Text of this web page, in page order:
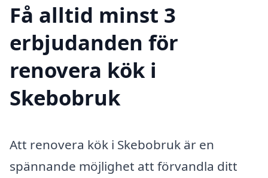
Få alltid minst 3
erbjudanden för
renovera kök i
Skebobruk
Att renovera kök i Skebobruk är en
spännande möjlighet att förvandla ditt